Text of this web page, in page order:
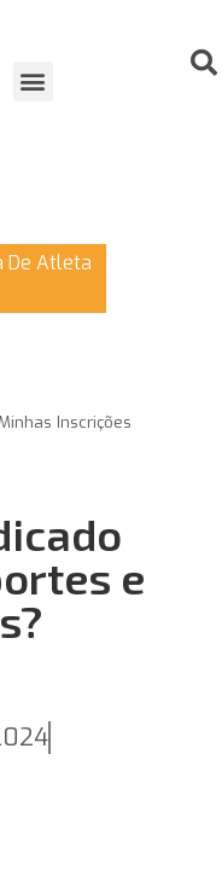
De Atleta
Inscrições
e